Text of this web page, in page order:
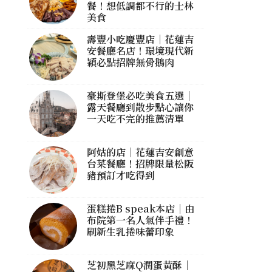
餐！想低調都不行的士林
美食
壽豐小吃慶豐店｜花蓮吉
安餐廳名店！環境現代新
穎必點招牌無骨鵝肉
豪斯登堡必吃美食五選｜
露天餐廳到散步點心讓你
一天吃不完的推薦清單
阿姑的店｜花蓮吉安創意
台菜餐廳！招牌限量松阪
豬預訂才吃得到
蛋糕捲B speak本店｜由
布院第一名人氣伴手禮！
刷新生乳捲味蕾印象
芝初黑芝麻Q潤蛋黃酥｜